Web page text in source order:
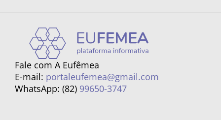
Fale com A Eufêmea
E-mail: portaleufemea@gmail.com
WhatsApp: (82) 99650-3747